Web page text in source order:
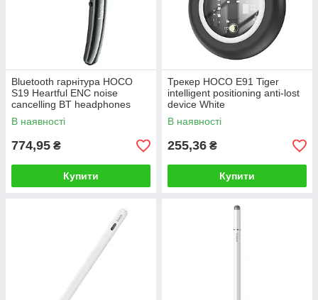
Bluetooth гарнітура HOCO
S19 Heartful ENC noise
cancelling BT headphones
Metal Gray
В наявності
774,95 ₴
Купити
Трекер HOCO E91 Tiger
intelligent positioning anti-lost
device White
В наявності
255,36 ₴
Купити